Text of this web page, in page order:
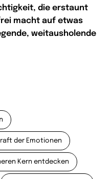
die erstaunt
macht auf etwas
weitausholende
der Emotionen
Kern entdecken